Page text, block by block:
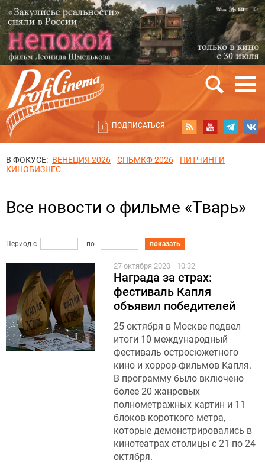
ПОДПИСАТЬСЯ
В ФОКУСЕ: ВЕНЕЦИЯ 2026 СПБМКФ 2026
ПИТЧИНГИ
КИНОБИЗНЕС
Все новости о фильме «Тварь»
Период с по показать
27 октября 2020 10:32
Награда за страх:
фестиваль Капля
объявил победителей
25 октября в Москве подвел
итоги 10 международный
фестиваль остросюжетного
кино и хоррор-фильмов Капля.
В программу было включено
более 20 жанровых
полнометражных картин и 11
блоков короткого метра,
которые демонстрировались в
кинотеатрах столицы с 21 по 24
октября.